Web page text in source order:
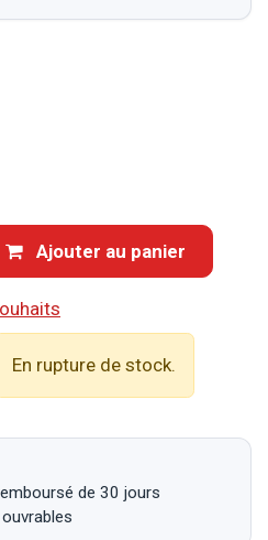
Ajouter au panier
En rupture de stock.
de 30 jours